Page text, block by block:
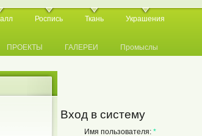
Роспись Ткань Украшения
ПРОЕКТЫ ГАЛЕРЕИ Промыслы
Вход в систему
Имя пользователя: *